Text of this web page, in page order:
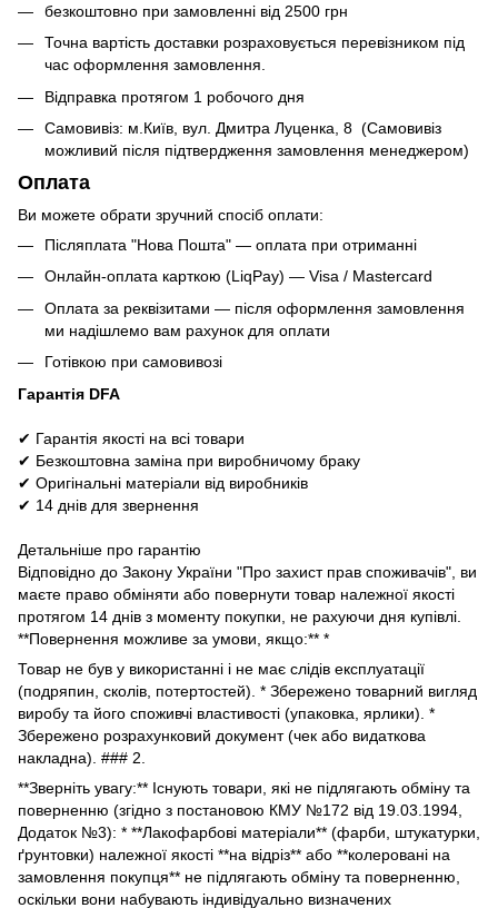
безкоштовно при замовленні від 2500 грн
Точна вартість доставки розраховується перевізником під
час оформлення замовлення.
Відправка протягом 1 робочого дня
Самовивіз: м.Київ, вул. Дмитра Луценка, 8 (Самовивіз
можливий після підтвердження замовлення менеджером)
Оплата
Ви можете обрати зручний спосіб оплати:
Післяплата "Нова Пошта" — оплата при отриманні
Онлайн-оплата карткою (LiqPay) — Visa / Mastercard
Оплата за реквізитами — після оформлення замовлення
ми надішлемо вам рахунок для оплати
Готівкою при самовивозі
Гарантія DFA
✔ Гарантія якості на всі товари
✔ Безкоштовна заміна при виробничому браку
✔ Оригінальні матеріали від виробників
✔ 14 днів для звернення
Детальніше про гарантію
Відповідно до Закону України "Про захист прав споживачів", ви
маєте право обміняти або повернути товар належної якості
протягом 14 днів з моменту покупки, не рахуючи дня купівлі.
**Повернення можливе за умови, якщо:** *
Товар не був у використанні і не має слідів експлуатації
(подряпин, сколів, потертостей). * Збережено товарний вигляд
виробу та його споживчі властивості (упаковка, ярлики). *
Збережено розрахунковий документ (чек або видаткова
накладна). ### 2.
**Зверніть увагу:** Існують товари, які не підлягають обміну та
поверненню (згідно з постановою КМУ №172 від 19.03.1994,
Додаток №3): * **Лакофарбові матеріали** (фарби, штукатурки,
ґрунтовки) належної якості **на відріз** або **колеровані на
замовлення покупця** не підлягають обміну та поверненню,
оскільки вони набувають індивідуально визначених